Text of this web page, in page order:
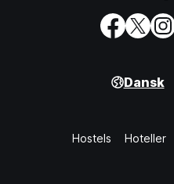
Dansk
Hostels Hoteller